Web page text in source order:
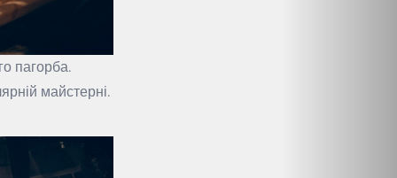
пагорба.
майстерні.